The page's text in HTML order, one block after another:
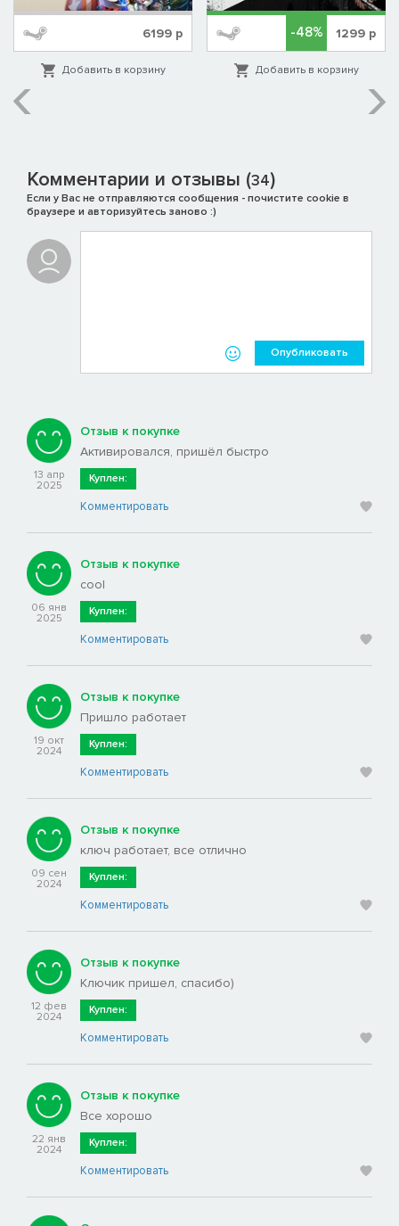
6199 р
Добавить в корзину
-48% 1299 р
Добавить в корзину
Комментарии и отзывы (34)
Если у Вас не отправляются сообщения - почистите cookie в
браузере и авторизуйтесь заново :)
Опубликовать
13 апр
2025
Отзыв к покупке
Активировался, пришёл быстро
Куплен:
Комментировать
06 янв
2025
Отзыв к покупке
cool
Куплен:
Комментировать
19 окт
2024
Отзыв к покупке
Пришло работает
Куплен:
Комментировать
09 сен
2024
Отзыв к покупке
ключ работает, все отлично
Куплен:
Комментировать
12 фев
2024
Отзыв к покупке
Ключик пришел, спасибо)
Куплен:
Комментировать
22 янв
2024
Отзыв к покупке
Все хорошо
Куплен:
Комментировать